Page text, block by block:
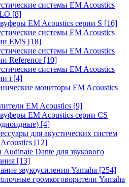
системы EM Acoustics
[8]
EM Acoustics серии S [16]
системы EM Acoustics
EMS [18]
системы EM Acoustics
Reference [10]
системы EM Acoustics
i [4]
мониторы EM Acoustics
EM Acoustics [9]
EM Acoustics серии CS
[4]
для акустических систем
[12]
Dante для звукового
[13]
звукоусиления Yamaha [254]
громкоговорители Yamaha